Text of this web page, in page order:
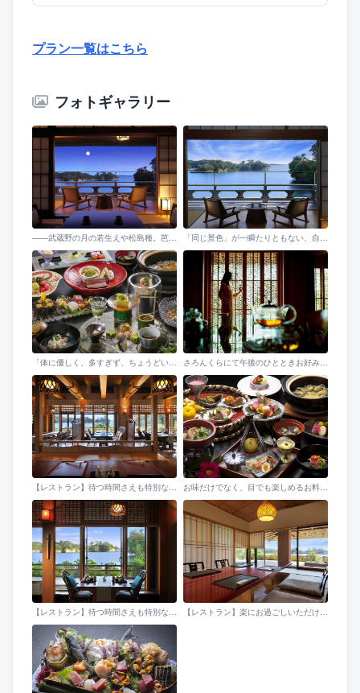
プラン一覧はこちら
フォトギャラリー
――武蔵野の月の若生えや松島種。芭蕉も憧れた、日本三景のひとつ「松島の月」をお部屋から。 「同じ景色」が一瞬たりともない、自然が創り出す、大らかな空間。お部屋から、何度でもお楽しみください。
「体に優しく、多すぎず、ちょうどいい量」を心掛け、食材の味を最大限に活かしたお料理を。（お料理一例） さろんくらにて午後のひとときお好みのお飲み物でお寛ぎ下さい。
【レストラン】待つ時間さえも特別なひとときに。移り変わる松島の景色が、お料理に彩りを添えます。 お味だけでなく、目でも楽しめるお料理を。季節毎の心踊る時間をお届けいたします。（お料理イメージ）
【レストラン】待つ時間さえも特別なひとときに。移り変わる松島の景色が、お料理に彩りを添えます。 【レストラン】楽にお過ごしいただける、掘りごたつのお席もございます。